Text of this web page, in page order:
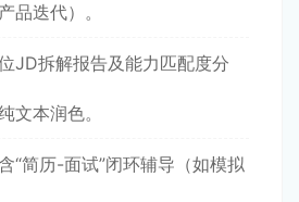
品迭代）。
JD拆解报告及能力匹配度分
文本润色。
“简历-面试”闭环辅导（如模拟